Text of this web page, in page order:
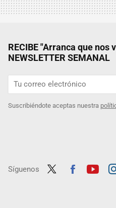
RECIBE "Arranca que nos
NEWSLETTER SEMANAL
Suscribiéndote aceptas nuestra
Síguenos